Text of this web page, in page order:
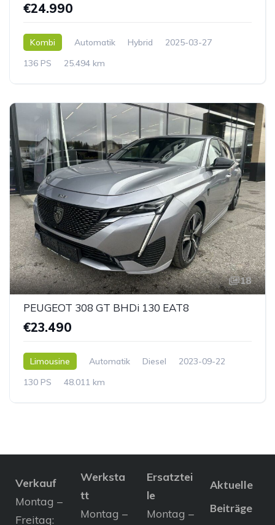
€24.990
Kombi Automatik Hybrid
2025-03-27
136 PS
25.494 km
18
PEUGEOT 308 GT BHDi 130 EAT8
€23.490
Limousine Automatik Diesel
2023-09-22
130 PS
48.011 km
Verkauf
Montag –
Freitag:
Werksta
tt
Montag –
Ersatztei
le
Montag –
Aktuelle
Beiträge